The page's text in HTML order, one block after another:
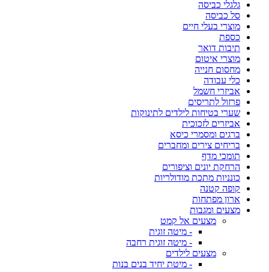
גלגלי כביסה
סל כביסה
מוצרי בעלי חיים
כספת
תיבות דואר
מוצרי איטום
מחסום חנייה
כלי עבודה
אביזרי חשמל
פרזול לתריסים
שערי בטיחות לילדים לתינוקות
אביזרים לזכוכית
ברגים ומסמרי כיסא
בריחים צירים ומחברים
תומכי מדף
הרחקת יונים וציפורים
כונניות מתכת מודולריות
קופה קטנה
ארון מפתחות
מצעים ומגבות
מצעים אל קמט
- מיטה זוגית
- מיטה זוגית רחבה
מצעים לילדים
- מיטת יחיד בנים בנות